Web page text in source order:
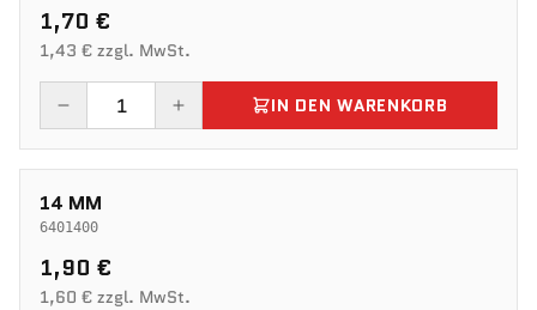
1,70 €
1,43 € zzgl. MwSt.
IN DEN WARENKORB
14 MM
6401400
1,90 €
1,60 € zzgl. MwSt.